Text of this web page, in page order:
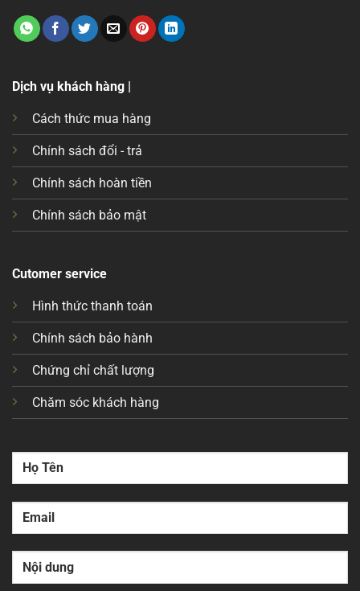
Dịch vụ khách hàng |
Cách thức mua hàng
Chính sách đổi - trả
Chính sách hoàn tiền
Chính sách bảo mật
Cutomer service
Hình thức thanh toán
Chính sách bảo hành
Chứng chỉ chất lượng
Chăm sóc khách hàng